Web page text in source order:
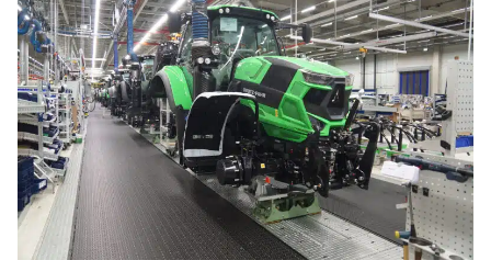
Uprawa
Siew i nawożenie
Ochrona i nawadnianie
Transport i przechowywanie
Do zbioru
Rolnictwo precyzyjne
Dealerzy
Ze świata techniki rolniczej